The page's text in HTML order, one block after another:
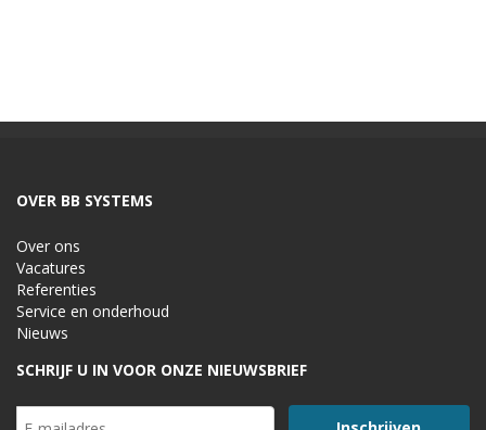
OVER BB SYSTEMS
Over ons
Vacatures
Referenties
Service en onderhoud
Nieuws
SCHRIJF U IN VOOR ONZE NIEUWSBRIEF